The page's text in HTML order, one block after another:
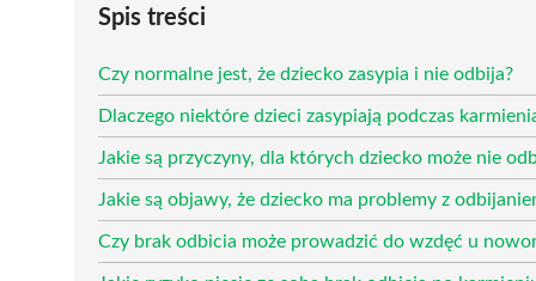
Spis treści
Czy normalne jest, że dziecko zasypia i nie odbija?
Dlaczego niektóre dzieci zasypiają podczas
Jakie są przyczyny, dla których dziecko może nie
Jakie są objawy, że dziecko ma problemy z
Czy brak odbicia może prowadzić do wzdęć u